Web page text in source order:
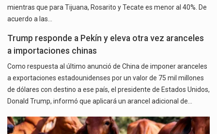
mientras que para Tijuana, Rosarito y Tecate es menor al 40%. De
acuerdo a las…
Trump responde a Pekín y eleva otra vez aranceles
a importaciones chinas
Como respuesta al último anunció de China de imponer aranceles
a exportaciones estadounidenses por un valor de 75 mil millones
de dólares con destino a ese país, el presidente de Estados Unidos,
Donald Trump, informó que aplicará un arancel adicional de…